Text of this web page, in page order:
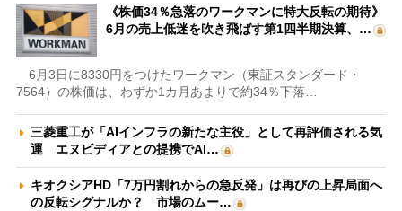
《株価34％急落のワークマンに特大反転の期待》
6月の売上低迷を吹き飛ばす第1四半期決算、…
6月3日に8330円をつけたワークマン（東証スタンダード・
7564）の株価は、わずか1カ月あまりで約34％下落…
三菱重工が「AIインフラの新たな主役」として再評価される気
運 エヌビディアとの提携でAI…
キオクシアHD「7万円割れからの急反発」は再びの上昇局面へ
の反転シグナルか？ 市場のムー…